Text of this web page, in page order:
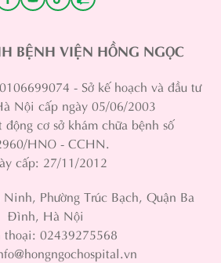
BỆNH VIỆN HỒNG NGỌC
- Sở kế hoạch và đầu tư
Nội cấp ngày 05/06/2003
cơ sở khám chữa bệnh số
HNO - CCHN.
cấp: 27/11/2012
Phường Trúc Bạch, Quận Ba
Đình, Hà Nội
02439275568